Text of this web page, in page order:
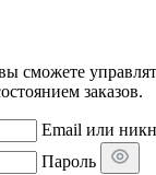
сможете
заказов.
Email или
Пароль